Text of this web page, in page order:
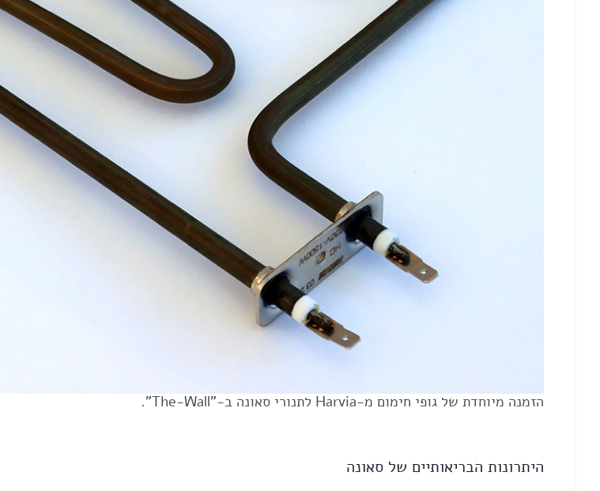
הזמנה מיוחדת של גופי חימום מ-Harvia לתנורי סאונה ב-"The-Wall".
היתרונות הבריאותיים של סאונה